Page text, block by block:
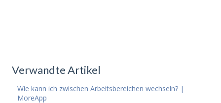
Verwandte Artikel
Wie kann ich zwischen Arbeitsbereichen wechseln? |
MoreApp